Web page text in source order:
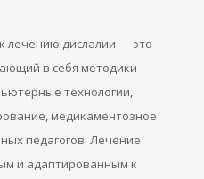
лечению дислалии — это
в себя методики
технологии,
медикаментозное
педагогов. Лечение
и адаптированным к